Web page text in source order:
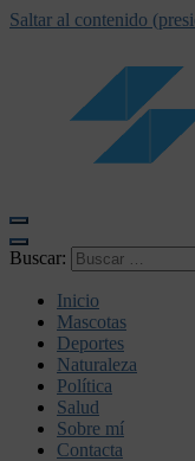
Saltar al contenido
Buscar:
Inicio
Mascotas
Deportes
Naturaleza
Política
Salud
Sobre mí
Contacta